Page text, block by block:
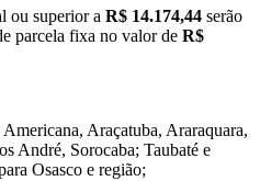
ou superior a R$ 14.174,44 serão
parcela fixa no valor de R$
Americana, Araçatuba, Araraquara,
André, Sorocaba; Taubaté e
Osasco e região;